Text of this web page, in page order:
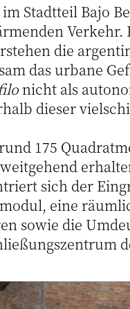
Stadtteil Bajo
die
das urbane
nicht als
dieser
175
sich der
eine
sowie die